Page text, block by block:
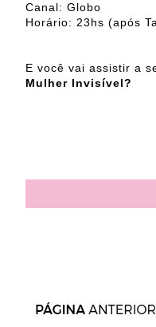
Canal: Globo
Horário: 23hs (após
E você vai assistir a
Mulher Invisível?